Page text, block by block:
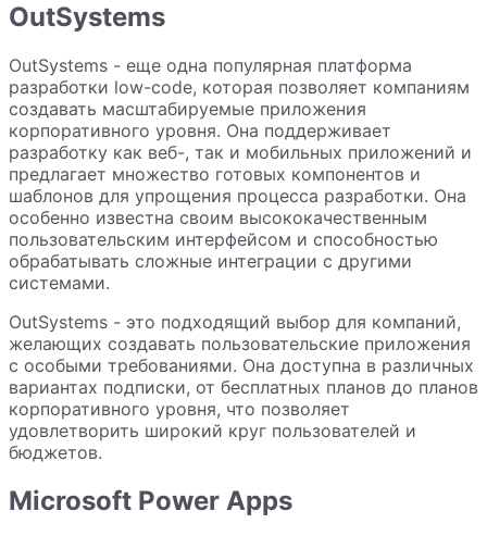
OutSystems
OutSystems - еще одна популярная платформа
разработки low-code, которая позволяет компаниям
создавать масштабируемые приложения
корпоративного уровня. Она поддерживает
разработку как веб-, так и мобильных приложений и
предлагает множество готовых компонентов и
шаблонов для упрощения процесса разработки. Она
особенно известна своим высококачественным
пользовательским интерфейсом и способностью
обрабатывать сложные интеграции с другими
системами.
OutSystems - это подходящий выбор для компаний,
желающих создавать пользовательские приложения
с особыми требованиями. Она доступна в различных
вариантах подписки, от бесплатных планов до планов
корпоративного уровня, что позволяет
удовлетворить широкий круг пользователей и
бюджетов.
Microsoft Power Apps